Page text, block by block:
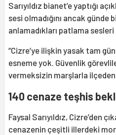
Sarıyıldız bianet’e yaptığı
sesi olmadığını ancak günde
anlamadıkları patlama
“Cizre’ye ilişkin yasak tam
esneme yok. Güvenlik
vermeksizin marşlarla ilçeden
140 cenaze teşhis
Faysal Sarıyıldız, Cizre’den
cenazenin çeşitli illerdeki